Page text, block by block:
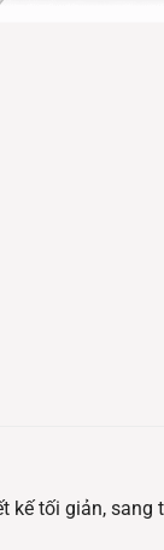
kế tối giản, sang